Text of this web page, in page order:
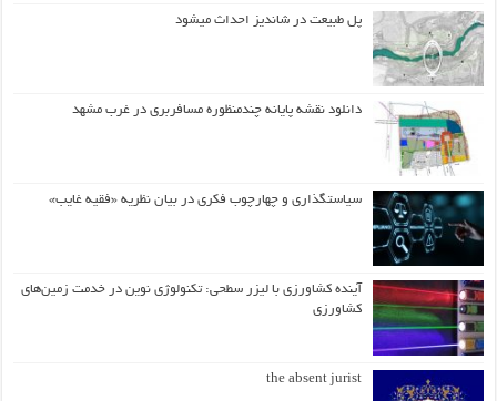
پل طبیعت در شاندیز احداث میشود
دانلود نقشه پایانه چندمنظوره مسافربری در غرب مشهد
سیاستگذاری و چهارچوب فکری در بیان نظریه «فقیه غایب»
آینده کشاورزی با لیزر سطحی: تکنولوژی نوین در خدمت زمین‌های
کشاورزی
the absent jurist